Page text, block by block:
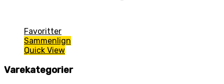
Favoritter
Sammenlign
Quick View
Varekategorier